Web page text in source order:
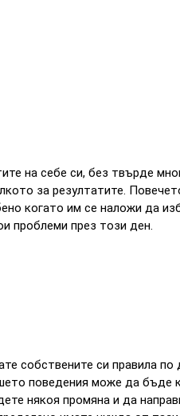
на себе си, без твърде
за резултатите.
когато им се наложи да
проблеми през този ден.
собствените си правила
поведения може да бъде
някоя промяна и да